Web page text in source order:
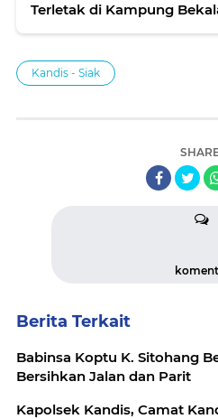
Terletak di Kampung
Kandis - Siak
Berita Terkait
Babinsa Koptu K. Sitohang
Bersihkan Jalan dan Parit
Kapolsek Kandis, Camat